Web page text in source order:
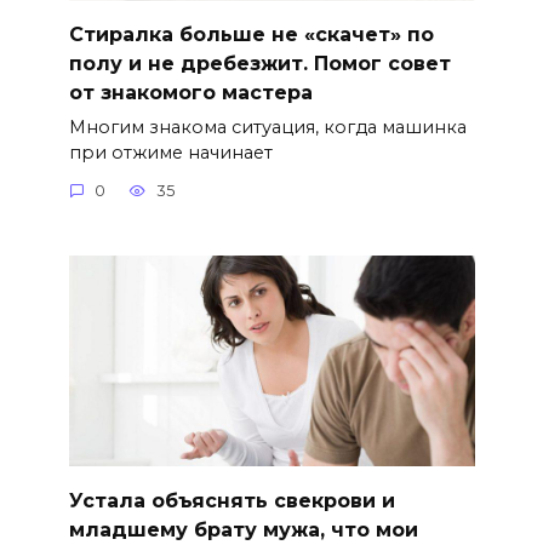
Стиралка больше не «скачет» по
полу и не дребезжит. Помог совет
от знакомого мастера
Многим знакома ситуация, когда машинка
при отжиме начинает
0 35
Устала объяснять свекрови и
младшему брату мужа, что мои